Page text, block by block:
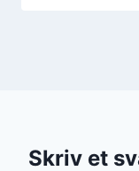
Skriv et